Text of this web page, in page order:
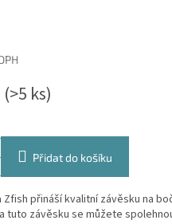
(>5 ks)
Přidat do košíku
Zfish přináší kvalitní závěsku na
tuto závěsku se můžete